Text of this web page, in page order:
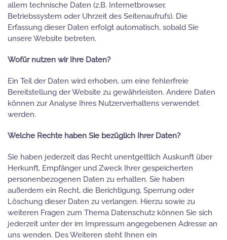
allem technische Daten (z.B. Internetbrowser,
Betriebssystem oder Uhrzeit des Seitenaufrufs). Die
Erfassung dieser Daten erfolgt automatisch, sobald Sie
unsere Website betreten.
Wofür nutzen wir Ihre Daten?
Ein Teil der Daten wird erhoben, um eine fehlerfreie
Bereitstellung der Website zu gewährleisten. Andere Daten
können zur Analyse Ihres Nutzerverhaltens verwendet
werden.
Welche Rechte haben Sie bezüglich Ihrer Daten?
Sie haben jederzeit das Recht unentgeltlich Auskunft über
Herkunft, Empfänger und Zweck Ihrer gespeicherten
personenbezogenen Daten zu erhalten. Sie haben
außerdem ein Recht, die Berichtigung, Sperrung oder
Löschung dieser Daten zu verlangen. Hierzu sowie zu
weiteren Fragen zum Thema Datenschutz können Sie sich
jederzeit unter der im Impressum angegebenen Adresse an
uns wenden. Des Weiteren steht Ihnen ein